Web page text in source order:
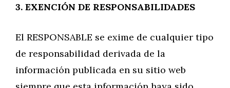
3. EXENCIÓN DE RESPONSABILIDADES
El RESPONSABLE se exime de cualquier tipo
de responsabilidad derivada de la
información publicada en su sitio web